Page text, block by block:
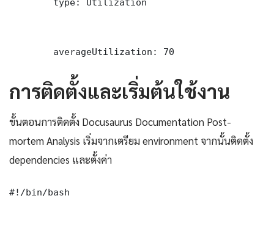
        type: Utilization
        averageUtilization: 70
การติดตั้งและเริ่มต้นใช้งาน
ขั้นตอนการติดตั้ง Docusaurus Documentation Post-
mortem Analysis เริ่มจากเตรียม environment จากนั้นติดตั้ง
dependencies และตั้งค่า
#!/bin/bash